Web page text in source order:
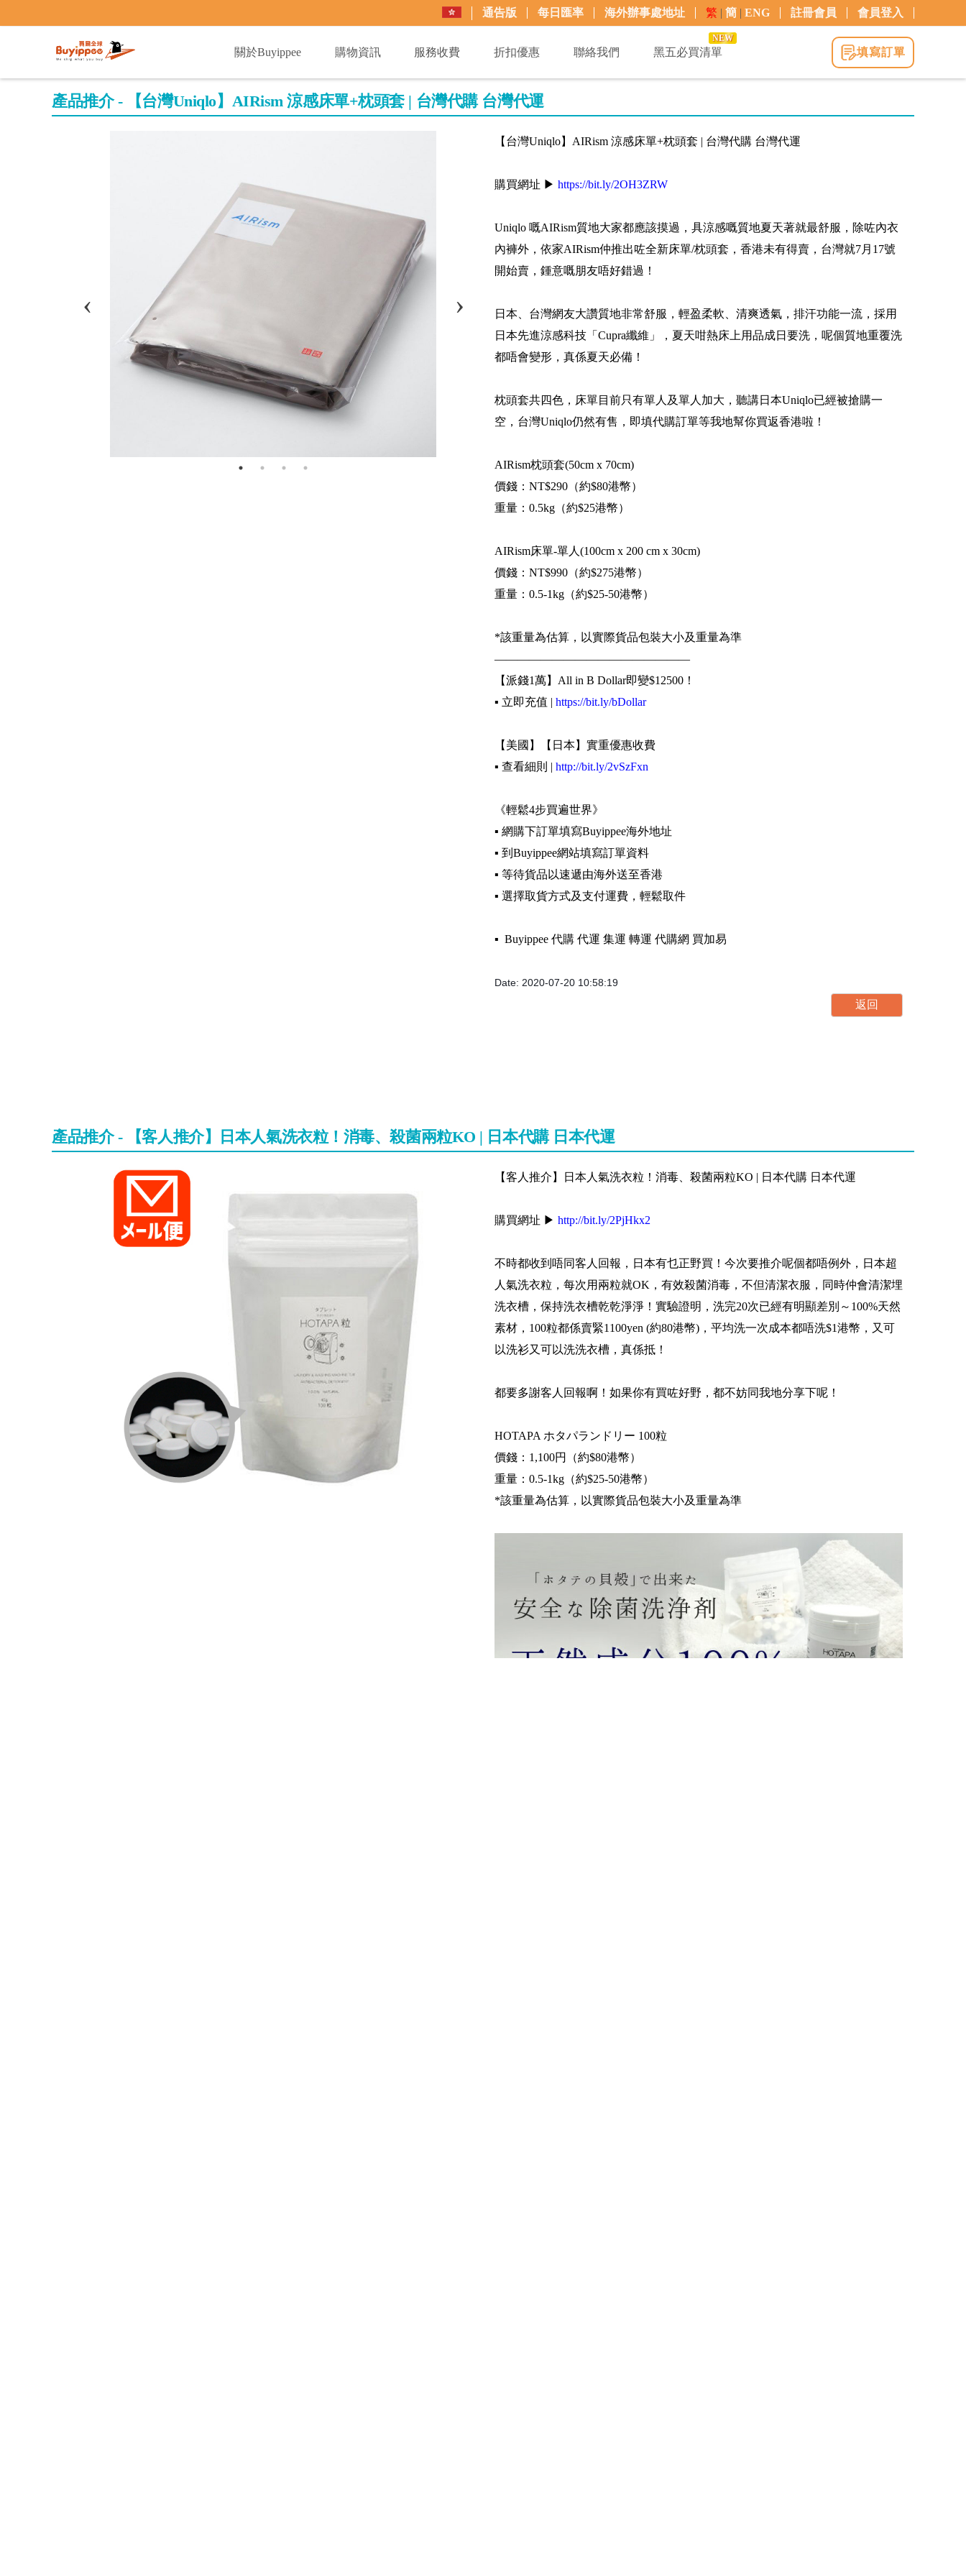
通告版 每日匯率 海外辦事處地址 繁 | 簡 | ENG 註冊會員 會員登入
關於Buyippee
購物資訊 服務收費 折扣優惠 聯絡我們 黑五必買清單
NEW
填寫訂單
產品推介 - 【台灣Uniqlo】AIRism 涼感床單+枕頭套 | 台灣代購 台灣代運
【台灣Uniqlo】AIRism 涼感床單+枕頭套 | 台灣代購 台灣代運
購買網址 ▶ https://bit.ly/2OH3ZRW
Uniqlo 嘅AIRism質地大家都應該摸過，具涼感嘅質地夏天著就最舒服，除咗內衣
內褲外，依家AIRism仲推出咗全新床單/枕頭套，香港未有得賣，台灣就7月17號
開始賣，鍾意嘅朋友唔好錯過！
日本、台灣網友大讚質地非常舒服，輕盈柔軟、清爽透氣，排汗功能一流，採用
日本先進涼感科技「Cupra纖維」，夏天咁熱床上用品成日要洗，呢個質地重覆洗
都唔會變形，真係夏天必備！
枕頭套共四色，床單目前只有單人及單人加大，聽講日本Uniqlo已經被搶購一
空，台灣Uniqlo仍然有售，即填代購訂單等我地幫你買返香港啦！
AIRism枕頭套(50cm x 70cm)
價錢：NT$290（約$80港幣）
重量：0.5kg（約$25港幣）
AIRism床單-單人(100cm x 200 cm x 30cm)
價錢：NT$990（約$275港幣）
重量：0.5-1kg（約$25-50港幣）
*該重量為估算，以實際貨品包裝大小及重量為準
—————————————————
【派錢1萬】All in B Dollar即變$12500！
▪️ 立即充值 | https://bit.ly/bDollar
【美國】【日本】實重優惠收費
▪️ 查看細則 | http://bit.ly/2vSzFxn
《輕鬆4步買遍世界》
▪️ 網購下訂單填寫Buyippee海外地址
▪️ 到Buyippee網站填寫訂單資料
▪️ 等待貨品以速遞由海外送至香港
▪️ 選擇取貨方式及支付運費，輕鬆取件
▪️ Buyippee 代購 代運 集運 轉運 代購網 買加易
Date: 2020-07-20 10:58:19
產品推介 - 【客人推介】日本人氣洗衣粒！消毒、殺菌兩粒KO | 日本代購 日本代運
【客人推介】日本人氣洗衣粒！消毒、殺菌兩粒KO | 日本代購 日本代運
購買網址 ▶ http://bit.ly/2PjHkx2
不時都收到唔同客人回報，日本有乜正野買！今次要推介呢個都唔例外，日本超
人氣洗衣粒，每次用兩粒就OK，有效殺菌消毒，不但清潔衣服，同時仲會清潔埋
洗衣槽，保持洗衣槽乾乾淨淨！實驗證明，洗完20次已經有明顯差別～100%天然
素材，100粒都係賣緊1100yen (約80港幣)，平均洗一次成本都唔洗$1港幣，又可
以洗衫又可以洗洗衣槽，真係抵！
都要多謝客人回報啊！如果你有買咗好野，都不妨同我地分享下呢！
HOTAPA ホタパランドリー 100粒
價錢：1,100円（約$80港幣）
重量：0.5-1kg（約$25-50港幣）
*該重量為估算，以實際貨品包裝大小及重量為準